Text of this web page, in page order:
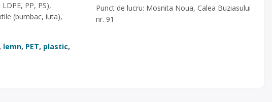
PP, PS),
(bumbac, iuta),
, lemn, PET, plastic,
Punct de lucru: Mosnita Noua, Calea Buziasului
nr. 91